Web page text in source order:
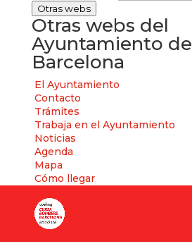
Otras webs
Otras webs del
Ayuntamiento de
Barcelona
El Ayuntamiento
Contacto
Trámites
Trabaja en el Ayuntamiento
Noticias
Agenda
Mapa
Cómo llegar